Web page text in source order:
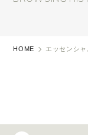
HOME エッセンシ